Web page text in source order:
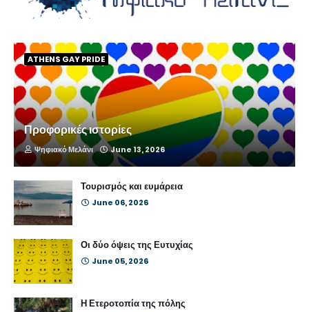
ATHENS GAY PRIDE
Προφορικές ιστορίες
Ψηφιακό Μελάνι June 13, 2026
Τουρισμός και ευμάρεια
June 06, 2026
Οι δύο όψεις της Ευτυχίας
June 05, 2026
Η Ετεροτοπία της πόλης